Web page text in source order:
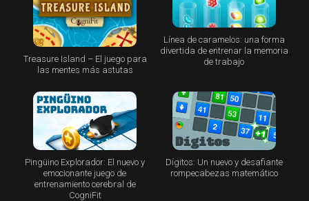
Treasure Island – El juego para
las mentes más astutas
Línea de caramelos: una forma
divertida de entrenar la memoria
de trabajo
Pingüino Explorador: El nuevo y
emocionante juego de
entrenamiento cerebral de
CogniFit
Dígitos: Un nuevo y desafiante
rompecabezas matemático